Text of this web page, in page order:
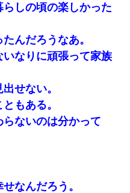
しの頃の楽しかった
んだろうなあ。
なりに頑張って家族
せない。
もある。
ないのは分かって
なんだろう。